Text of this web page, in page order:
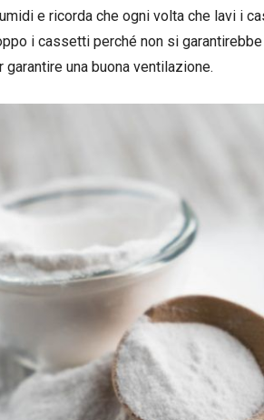
e ricorda che ogni volta che lavi i
i cassetti perché non si
garantire una buona ventilazione.